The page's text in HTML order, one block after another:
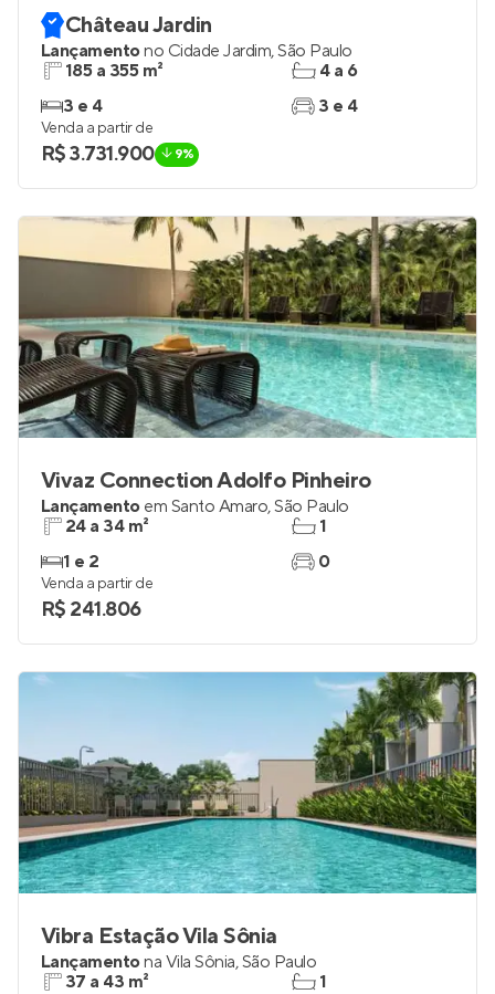
Château Jardin
Lançamentono Cidade Jardim,São Paulo
185 a 355 m²
3 e 4
4 a 6
3 e 4
Venda a partir de
R$ 3.731.900 9%
Vivaz Connection Adolfo Pinheiro
Lançamento em Santo Amaro,São Paulo
24 a 34 m²
1 e 2
1
0
Venda a partir de
R$ 241.806
Vibra Estação Vila Sônia
Lançamentona Vila Sônia,São Paulo
37 a 43 m²
1